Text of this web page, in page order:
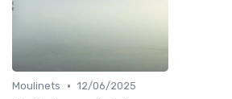
Moulinets • 12/06/2025